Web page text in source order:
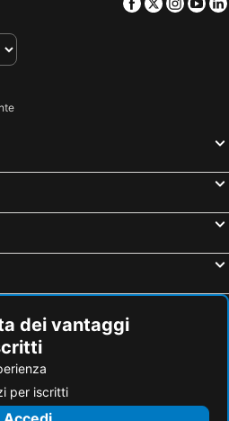
Georgetown, Penang Hotel
dei vantaggi
per iscritti